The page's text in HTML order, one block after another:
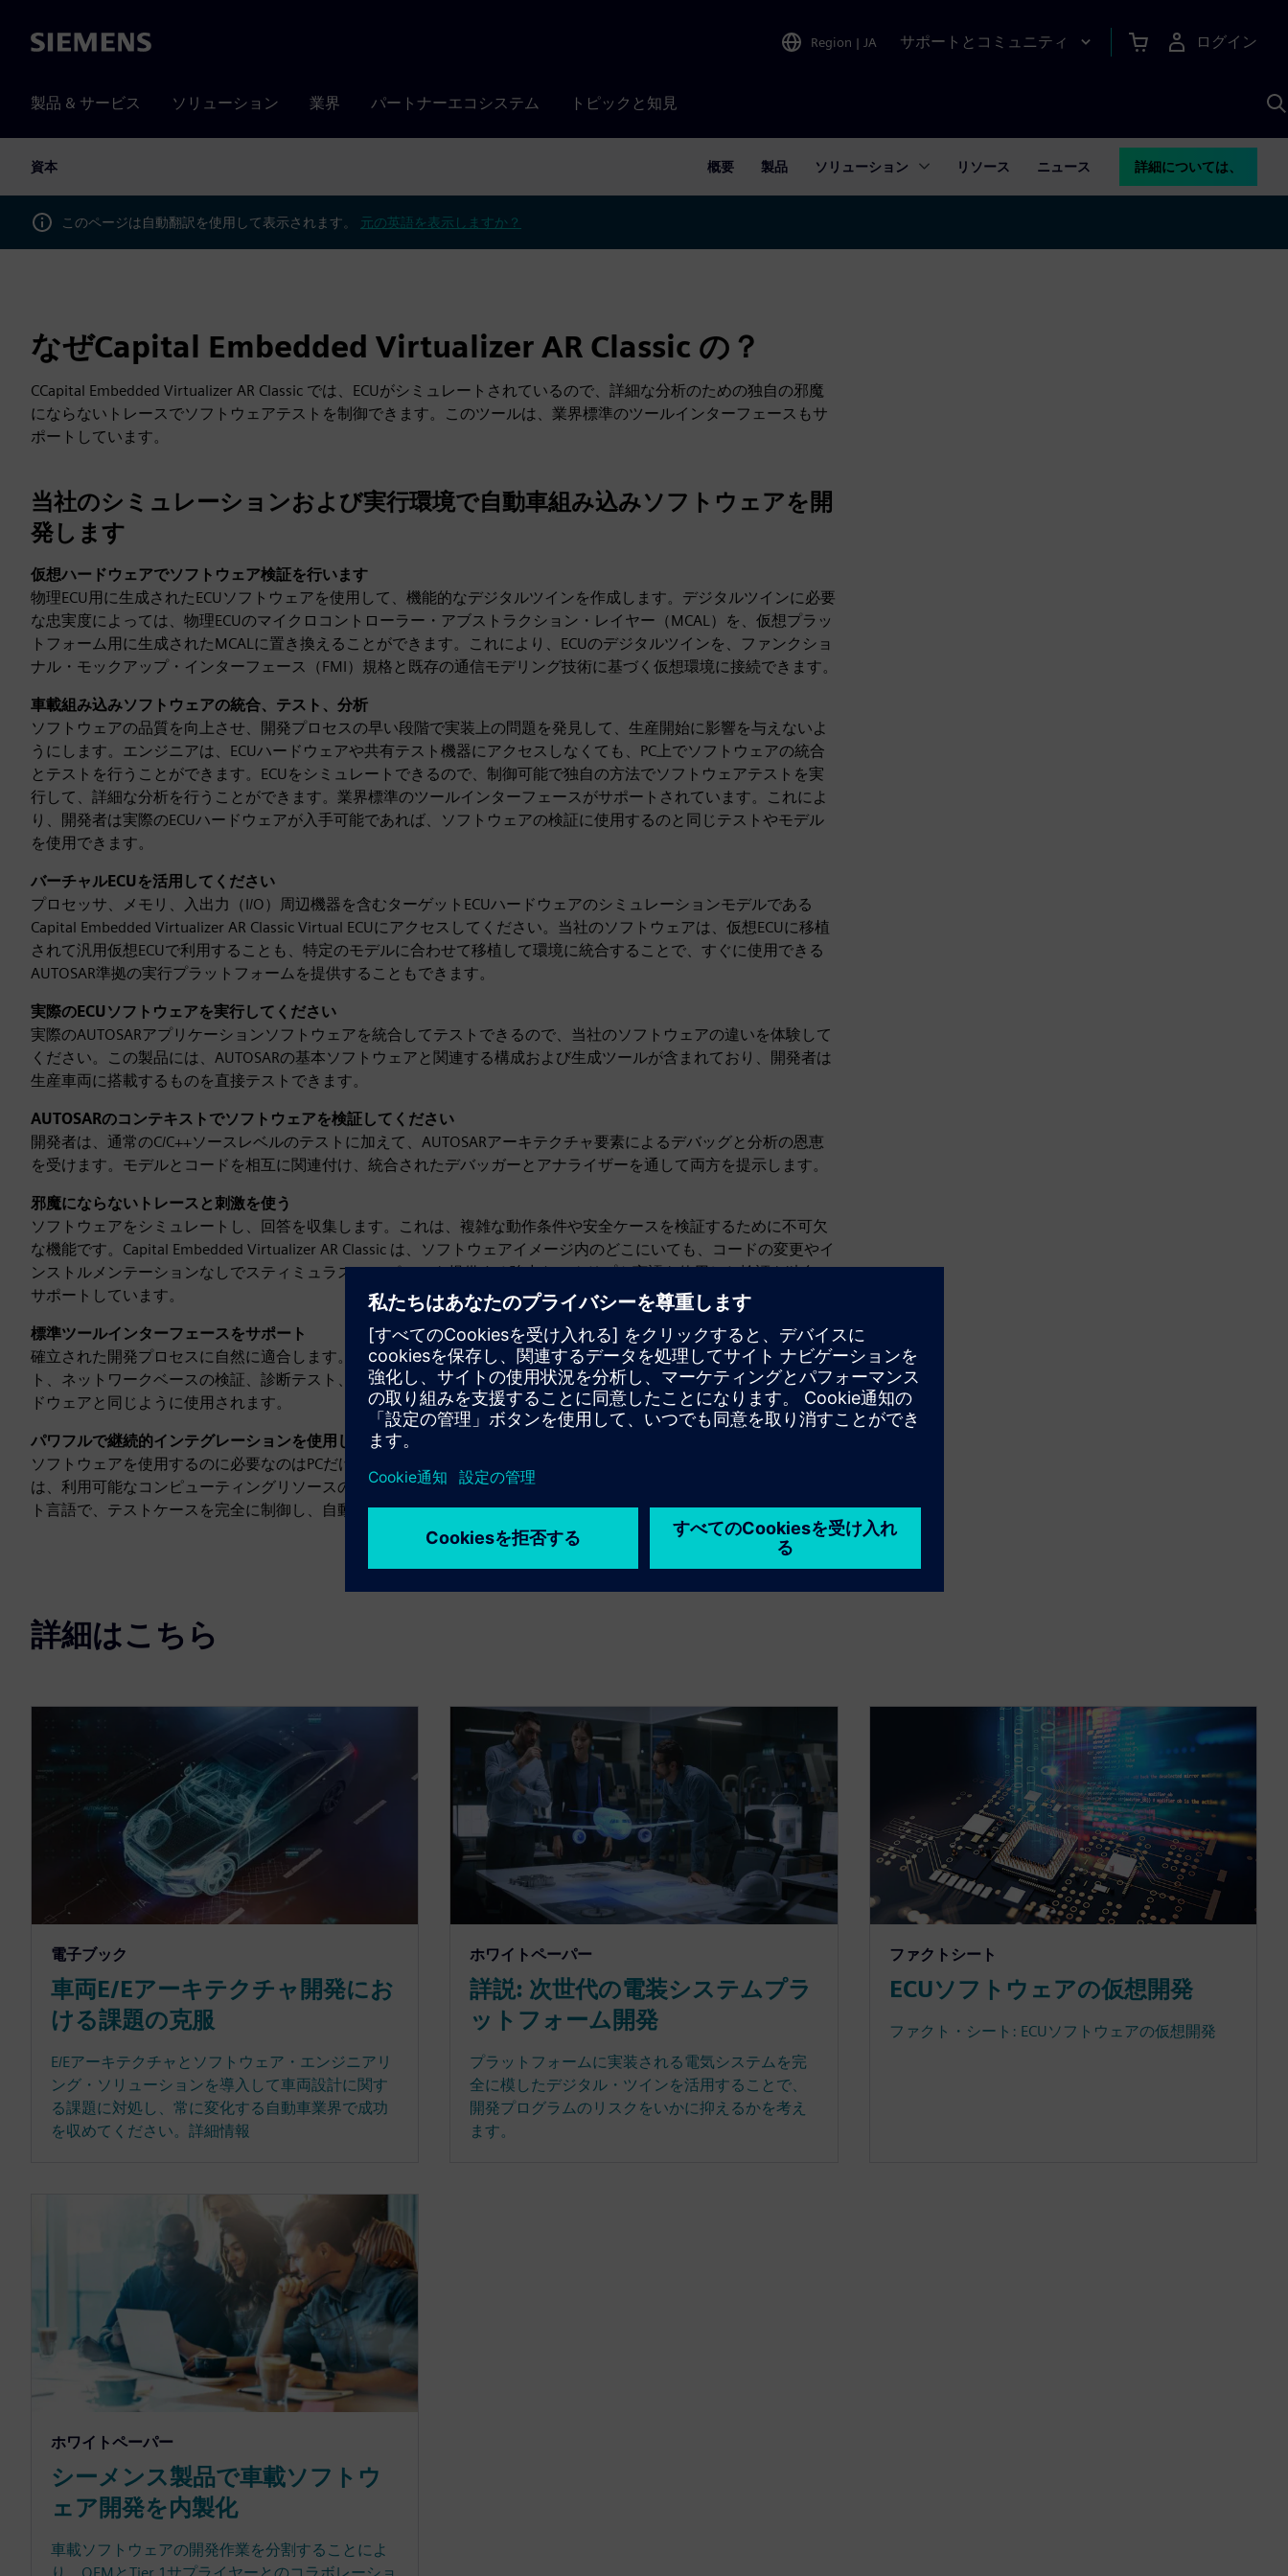
Siemens Region | JA サポートとコミュニティ ログイン
製品 & サービス ソリューション 業界 パートナーエコシステム トピックと知見
資本 概要 製品 ソリューション リソース ニュース 詳細については、
このページは自動翻訳を使用して表示されます。 元の英語を表示しますか？
なぜCapital Embedded Virtualizer AR Classic の？
CCapital Embedded Virtualizer AR Classic では、ECUがシミュレートされているので、詳細な分析のための独自の邪魔
にならないトレースでソフトウェアテストを制御できます。このツールは、業界標準のツールインターフェースもサ
ポートしています。
当社のシミュレーションおよび実行環境で自動車組み込みソフトウェアを開
発します
仮想ハードウェアでソフトウェア検証を行います
物理ECU用に生成されたECUソフトウェアを使用して、機能的なデジタルツインを作成します。デジタルツインに必要
な忠実度によっては、物理ECUのマイクロコントローラー・アブストラクション・レイヤー（MCAL）を、仮想プラッ
トフォーム用に生成されたMCALに置き換えることができます。これにより、ECUのデジタルツインを、ファンクショ
ナル・モックアップ・インターフェース（FMI）規格と既存の通信モデリング技術に基づく仮想環境に接続できます。
車載組み込みソフトウェアの統合、テスト、分析
ソフトウェアの品質を向上させ、開発プロセスの早い段階で実装上の問題を発見して、生産開始に影響を与えないよ
うにします。エンジニアは、ECUハードウェアや共有テスト機器にアクセスしなくても、PC上でソフトウェアの統合
とテストを行うことができます。ECUをシミュレートできるので、制御可能で独自の方法でソフトウェアテストを実
行して、詳細な分析を行うことができます。業界標準のツールインターフェースがサポートされています。これによ
り、開発者は実際のECUハードウェアが入手可能であれば、ソフトウェアの検証に使用するのと同じテストやモデル
を使用できます。
バーチャルECUを活用してください
プロセッサ、メモリ、入出力（I/O）周辺機器を含むターゲットECUハードウェアのシミュレーションモデルである
Capital Embedded Virtualizer AR Classic Virtual ECUにアクセスしてください。当社のソフトウェアは、仮想ECUに移植
されて汎用仮想ECUで利用することも、特定のモデルに合わせて移植して環境に統合することで、すぐに使用できる
AUTOSAR準拠の実行プラットフォームを提供することもできます。
実際のECUソフトウェアを実行してください
実際のAUTOSARアプリケーションソフトウェアを統合してテストできるので、当社のソフトウェアの違いを体験して
ください。この製品には、AUTOSARの基本ソフトウェアと関連する構成および生成ツールが含まれており、開発者は
生産車両に搭載するものを直接テストできます。
AUTOSARのコンテキストでソフトウェアを検証してください
開発者は、通常のC/C++ソースレベルのテストに加えて、AUTOSARアーキテクチャ要素によるデバッグと分析の恩恵
を受けます。モデルとコードを相互に関連付け、統合されたデバッガーとアナライザーを通して両方を提示します。
邪魔にならないトレースと刺激を使う
ソフトウェアをシミュレートし、回答を収集します。これは、複雑な動作条件や安全ケースを検証するために不可欠
な機能です。Capital Embedded Virtualizer AR Classic は、ソフトウェアイメージ内のどこにいても、コードの変更やイ
ンストルメンテーションなしでスティミュラス/レスポンスを提供する強力なスクリプト言語を使用した検証を独自に
サポートしています。
標準ツールインターフェースをサポート
確立された開発プロセスに自然に適合します。当社のソフトウェアは、C/C++ソフトウェアの開発、モデリングとテス
ト、ネットワークベースの検証、診断テスト、測定と校正のための標準インターフェースを通じて、実際のECUハー
ドウェアと同じように使用されます。
パワフルで継続的インテグレーションを使用してテストしてください
ソフトウェアを使用するのに必要なのはPCだけなので、自動回帰テストを活用してください。実行できるテストの数
は、利用可能なコンピューティングリソースの量によってのみ制限されます。当社のソフトウェアの強力なスクリプ
ト言語で、テストケースを完全に制御し、自動化してください。
詳細はこちら
電子ブック
車両E/Eアーキテクチャ開発にお
ける課題の克服
E/Eアーキテクチャとソフトウェア・エンジニアリ
ング・ソリューションを導入して車両設計に関す
る課題に対処し、常に変化する自動車業界で成功
を収めてください。詳細情報
ホワイトペーパー
詳説: 次世代の電装システムプラ
ットフォーム開発
プラットフォームに実装される電気システムを完
全に模したデジタル・ツインを活用することで、
開発プログラムのリスクをいかに抑えるかを考え
ます。
ファクトシート
ECUソフトウェアの仮想開発
ファクト・シート: ECUソフトウェアの仮想開発
ホワイトペーパー
シーメンス製品で車載ソフトウ
ェア開発を内製化
車載ソフトウェアの開発作業を分割することによ